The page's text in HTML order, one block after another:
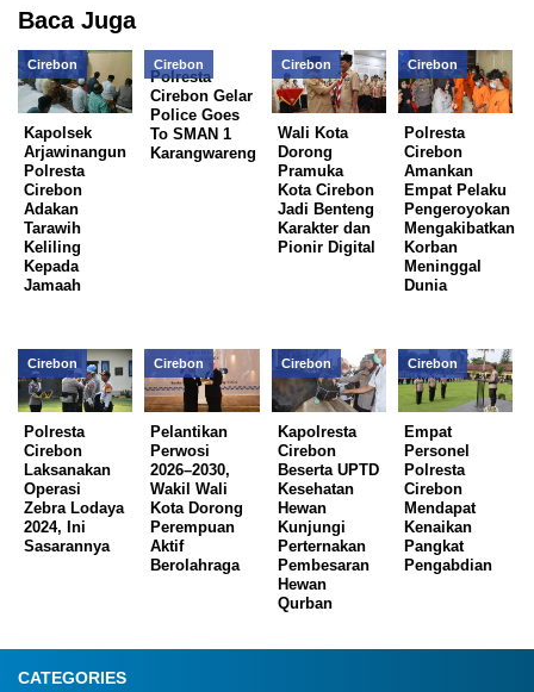
Baca Juga
Cirebon
Kapolsek
Arjawinangun
Polresta
Cirebon
Adakan
Tarawih
Keliling
Kepada
Jamaah
Cirebon
Polresta
Cirebon Gelar
Police Goes
To SMAN 1
Karangwareng
Cirebon
Wali Kota
Dorong
Pramuka
Kota Cirebon
Jadi Benteng
Karakter dan
Pionir Digital
Cirebon
Polresta
Cirebon
Amankan
Empat Pelaku
Pengeroyokan
Mengakibatkan
Korban
Meninggal
Dunia
Cirebon
Polresta
Cirebon
Laksanakan
Operasi
Zebra Lodaya
2024, Ini
Sasarannya
Cirebon
Pelantikan
Perwosi
2026–2030,
Wakil Wali
Kota Dorong
Perempuan
Aktif
Berolahraga
Cirebon
Kapolresta
Cirebon
Beserta UPTD
Kesehatan
Hewan
Kunjungi
Perternakan
Pembesaran
Hewan
Qurban
Cirebon
Empat
Personel
Polresta
Cirebon
Mendapat
Kenaikan
Pangkat
Pengabdian
CATEGORIES